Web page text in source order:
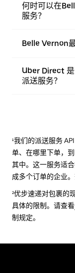
何时可以在
服务？
Belle Vernon
Uber Direct
派送服务？
¹我们的派送服务
单、在哪里下单，
其中。这一服务适
成多个订单的企业
²优步速递对包裹的
具体的限制。请查看
制规定。